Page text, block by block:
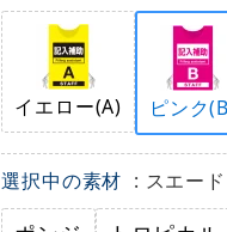
イエロー(A) ピンク
選択中の素材 : スエード